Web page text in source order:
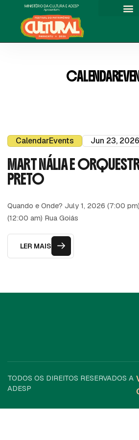
CALENDAREVE
CalendarEvents Jun 23, 2026
MART NÁLIA E
PRETO
Quando e Onde? July 1, 2026 (7:00
(12:00 am) Rua Goiás
LER MAIS
TODOS OS DIREITOS RESERVADOS A
ADESP